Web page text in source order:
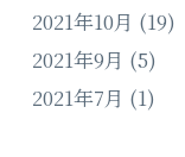
2021年10月 (19)
2021年9月 (5)
2021年7月 (1)